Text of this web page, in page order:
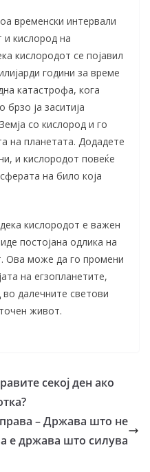
временски интервали
кислород на
кислородот се појавил
години за време
катастрофа, кога
брзо ја заситија
со кислород и го
на планетата. Додадете
и кислородот повеќе
на било која
кислородот е важен
постојана одлика на
Ова може да го промени
на егзопланетите,
во далечните светови
живот.
секој ден ако
– Држава што не
е држава што силува